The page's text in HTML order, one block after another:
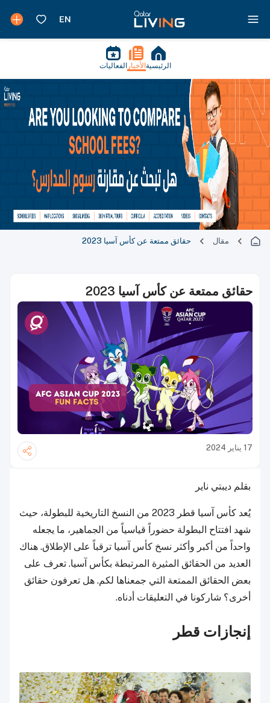
الرئيسية الأخبار الفعاليات
مقال حقائق ممتعة عن كأس آسيا 2023
حقائق ممتعة عن كأس آسيا 2023
17 يناير 2024
بقلم ديبتي ناير
يُعد كأس آسيا قطر 2023 من النسخ التاريخية للبطولة، حيث
شهد افتتاح البطولة حضوراً قياسياً من الجماهير، ما يجعله
واحداً من أكبر وأكثر نسخ كأس آسيا ترقباً على الإطلاق. هناك
العديد من الحقائق المثيرة المرتبطة بكأس آسيا. تعرف على
بعض الحقائق الممتعة التي جمعناها لكم. هل تعرفون حقائق
أخرى؟ شاركونا في التعليقات أدناه.
إنجازات قطر